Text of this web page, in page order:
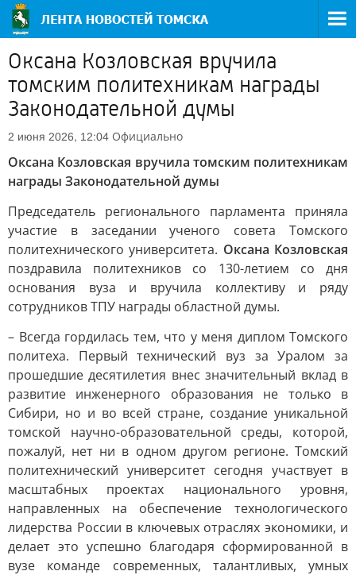
Оксана Козловская вручила
томским политехникам награды
Законодательной думы
2 июня 2026, 12:04 Официально
Оксана Козловская вручила томским политехникам
награды Законодательной думы
Председатель регионального парламента приняла
участие в заседании ученого совета Томского
политехнического университета. Оксана Козловская
поздравила политехников со 130-летием со дня
основания вуза и вручила коллективу и ряду
сотрудников ТПУ награды областной думы.
– Всегда гордилась тем, что у меня диплом Томского
политеха. Первый технический вуз за Уралом за
прошедшие десятилетия внес значительный вклад в
развитие инженерного образования не только в
Сибири, но и во всей стране, создание уникальной
томской научно-образовательной среды, которой,
пожалуй, нет ни в одном другом регионе. Томский
политехнический университет сегодня участвует в
масштабных проектах национального уровня,
направленных на обеспечение технологического
лидерства России в ключевых отраслях экономики, и
делает это успешно благодаря сформированной в
вузе команде современных, талантливых, умных